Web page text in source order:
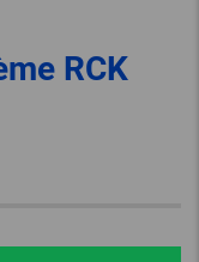
RCK